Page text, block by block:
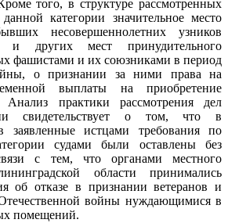
того, в структуре рассмотренных
категории значительное место
несовершеннолетних узников
и других мест принудительного
фашистами и их союзниками в период
о признании за ними права на
выплаты на приобретение
практики рассмотрения дел
свидетельствует о том, что в
заявленные истцами требования по
судами были оставлены без
с тем, что органами местного
области принимались
об отказе в признании ветеранов и
войны нуждающимися в
помещений.